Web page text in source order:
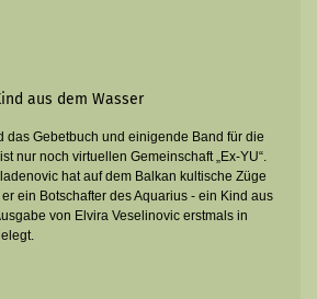
aus dem Wasser
das Gebetbuch und einigende Band für die
nur noch virtuellen Gemeinschaft „Ex-YU“.
hat auf dem Balkan kultische Züge
ein Botschafter des Aquarius - ein Kind aus
von Elvira Veselinovic erstmals in